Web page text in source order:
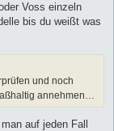
Voss einzeln
bis du weißt was
und noch
annehmen…
auf jeden Fall